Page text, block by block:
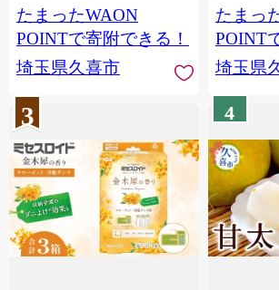
キング ロング ストレート
サラサラ 洗い上がり パサ
ジ タンパク質 艶 リペア ケ
埼玉県 久喜市 ファイント
ゥデイ
たまったWAON
POINTで寄附できる！
埼玉県久喜市
ート ラン
トレート
湿 ダメ
喜市 フ
たまっ
POINT
埼玉県
3 4